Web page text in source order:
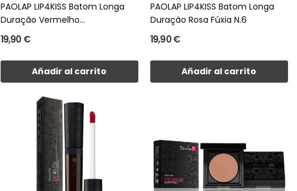
PAOLAP LIP4KISS Batom Longa
Duração Vermelho...
19,90 €
Añadir al carrito
PAOLAP LIP4KISS Batom Longa
Duração Rosa Fúxia N.6
19,90 €
Añadir al carrito